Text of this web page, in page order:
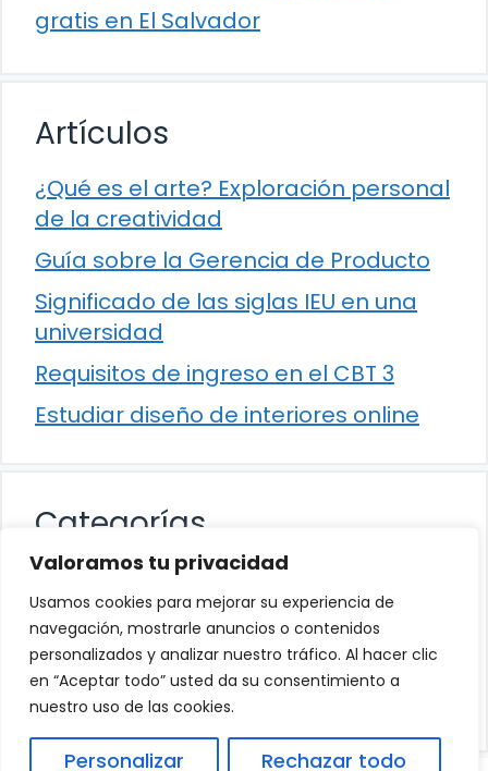
Valoramos tu privacidad
Usamos cookies para mejorar su experiencia de
navegación, mostrarle anuncios o contenidos
personalizados y analizar nuestro tráfico. Al hacer clic
en “Aceptar todo” usted da su consentimiento a
nuestro uso de las cookies.
Personalizar Rechazar todo
gratis en El Salvador
Artículos
¿Qué es el arte? Exploración personal
de la creatividad
Guía sobre la Gerencia de Producto
Significado de las siglas IEU en una
universidad
Requisitos de ingreso en el CBT 3
Estudiar diseño de interiores online
Categorías
Cultura
Educación
Eventos
Trabajo